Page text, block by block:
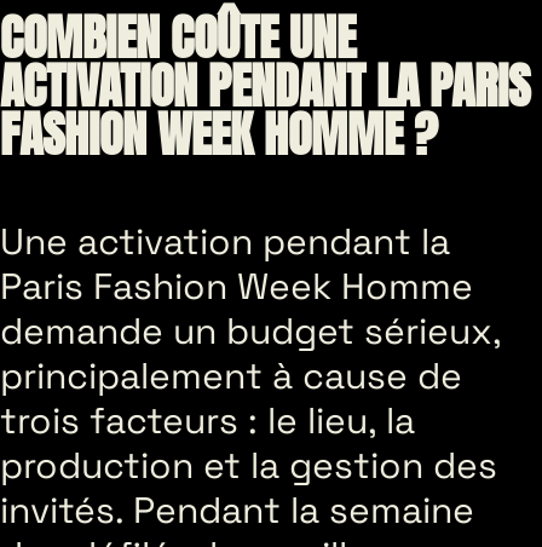
COMBIEN COÛTE UNE
ACTIVATION PENDANT LA PARIS
FASHION WEEK HOMME ?
Une activation pendant la
Paris Fashion Week Homme
demande un budget sérieux,
principalement à cause de
trois facteurs : le lieu, la
production et la gestion des
invités. Pendant la semaine